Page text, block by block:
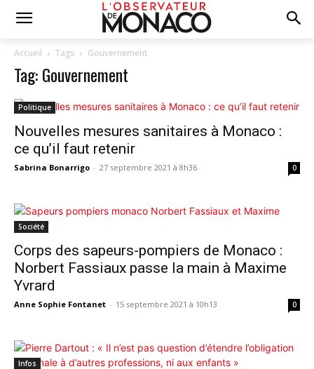
Accueil Tags Gouvernement
Tag: Gouvernement
Politique
Nouvelles mesures sanitaires à Monaco :
ce qu’il faut retenir
Sabrina Bonarrigo - 27 septembre 2021 à 8h36 0
Société
Corps des sapeurs-pompiers de Monaco :
Norbert Fassiaux passe la main à Maxime
Yvrard
Anne Sophie Fontanet - 15 septembre 2021 à 10h13 0
Infos